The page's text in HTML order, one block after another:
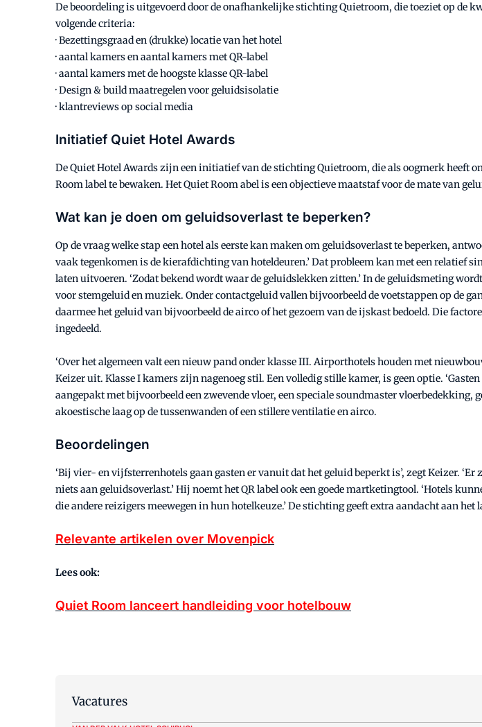
De beoordeling is uitgevoerd door de onafhankelijke stichting Quietroom, die toeziet op de
volgende criteria:
· Bezettingsgraad en (drukke) locatie van het hotel
· aantal kamers en aantal kamers met QR-label
· aantal kamers met de hoogste klasse QR-label
· Design & build maatregelen voor geluidsisolatie
· klantreviews op social media
Initiatief Quiet Hotel Awards
De Quiet Hotel Awards zijn een initiatief van de stichting Quietroom, die als oogmerk
Room label te bewaken. Het Quiet Room abel is een objectieve maatstaf voor de mate van
Wat kan je doen om geluidsoverlast te beperken?
Op de vraag welke stap een hotel als eerste kan maken om geluidsoverlast te beperken,
vaak tegenkomen is de kierafdichting van hoteldeuren.’ Dat probleem kan met een relatief
laten uitvoeren. ‘Zodat bekend wordt waar de geluidslekken zitten.’ In de geluidsmeting
voor stemgeluid en muziek. Onder contactgeluid vallen bijvoorbeeld de voetstappen op de
daarmee het geluid van bijvoorbeeld de airco of het gezoem van de ijskast bedoeld. Die
ingedeeld.
‘Over het algemeen valt een nieuw pand onder klasse III. Airporthotels houden met
Keizer uit. Klasse I kamers zijn nagenoeg stil. Een volledig stille kamer, is geen optie.
aangepakt met bijvoorbeeld een zwevende vloer, een speciale soundmaster
akoestische laag op de tussenwanden of een stillere ventilatie en airco.
Beoordelingen
‘Bij vier- en vijfsterrenhotels gaan gasten er vanuit dat het geluid beperkt is’, zegt Keizer.
niets aan geluidsoverlast.’ Hij noemt het QR label ook een goede martketingtool. ‘Hotels
die andere reizigers meewegen in hun hotelkeuze.’ De stichting geeft extra aandacht aan
Relevante artikelen over Movenpick
Lees ook:
Quiet Room lanceert handleiding voor hotelbouw
Vacatures